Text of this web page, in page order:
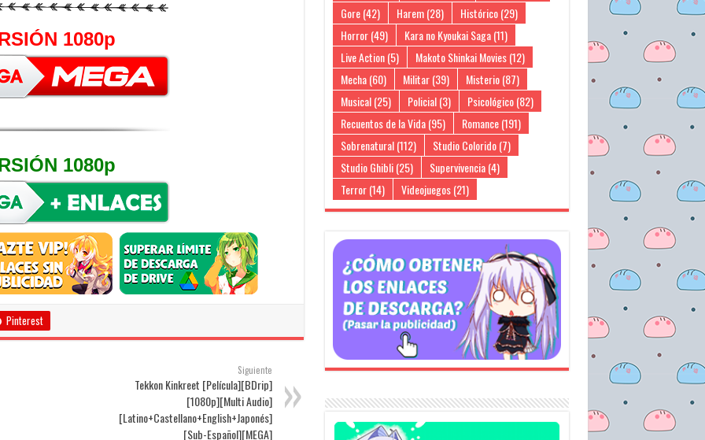
1080p
1080p
Pinterest
Siguiente
Tekkon Kinkreet [Película][BDrip]
[1080p][Multi Audio]
[Latino+Castellano+English+Japonés]
[Sub-Español][MEGA]
Gore(42) Harem(28) Histórico(29)
Horror(49) Kara no Kyoukai Saga(11)
Live Action(5) Makoto Shinkai Movies(12)
Mecha(60) Militar(39) Misterio(87)
Musical(25) Policial(3) Psicológico(82)
Recuentos de la Vida(95) Romance(191)
Sobrenatural(112) Studio Colorido(7)
Studio Ghibli(25) Supervivencia(4)
Terror(14) Videojuegos(21)